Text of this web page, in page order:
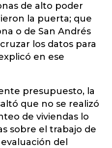
de alto poder
la puerta; que
o de San Andrés
los datos para
en ese
presupuesto, la
que no se realizó
de viviendas lo
sobre el trabajo de
del